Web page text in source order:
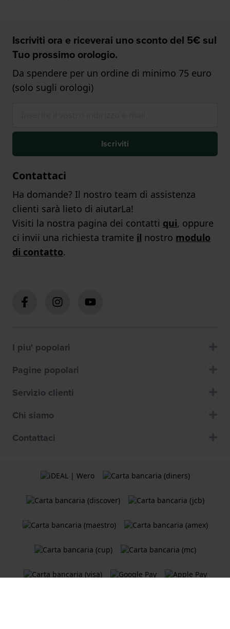
Iscriviti ora e riceverai uno sconto del 5€ sul
Tuo prossimo orologio.
Da spendere per un ordine di minimo 75 euro
(solo sugli orologi)
Iscriviti
Contattaci
Ha domande? Il nostro team di assistenza
clienti sarà lieto di aiutarLa!
Visiti la nostra pagina dei contatti qui, oppure
ci invii una richiesta tramite il nostro modulo
di contatto.
I piu' popolari
Pagine popolari
Servizio clienti
Chi siamo
Contattaci